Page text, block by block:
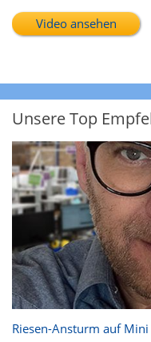
Video ansehen
Unsere Top
Riesen-Ansturm auf